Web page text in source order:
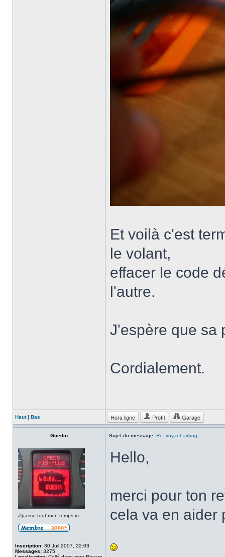
Et voilà c'est
le volant,
effacer le code
l'autre.
J'espère que sa
Cordialement.
Haut| Bas Hors ligne Profil Garage
Guedin Sujet du message: Re: voyant airbag
J'passe tout mon temps ici
Inscription: 30 Juil 2007, 22:03
Messages: 3275
Hello,
merci pour ton
cela va en aider